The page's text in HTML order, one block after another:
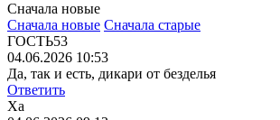
Сначала новые
Сначала новые Сначала старые
ГОСТЬ53
04.06.2026 10:53
Да, так и есть, дикари от безделья
Ответить
Ха